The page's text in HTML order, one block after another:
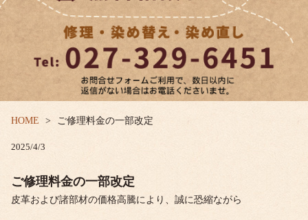
HOME ご修理料金の一部改定
2025/4/3
ご修理料金の一部改定
皮革および諸部材の価格高騰により、誠に恐縮ながら